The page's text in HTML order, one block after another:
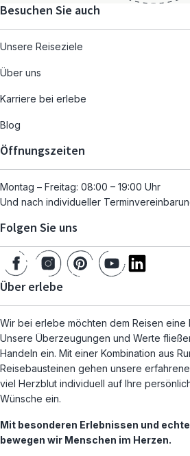
Besuchen Sie auch
Unsere Reiseziele
Über uns
Karriere bei erlebe
Blog
Öffnungszeiten
Montag – Freitag: 08:00 – 19:00 Uhr
Und nach individueller
Folgen Sie uns
Über erlebe
Wir bei erlebe möchten dem Reisen eine
Unsere Überzeugungen und Werte
Handeln ein. Mit einer Kombination aus
Reisebausteinen gehen unsere
viel Herzblut individuell auf Ihre
Wünsche ein.
Mit besonderen Erlebnissen und
bewegen wir Menschen im Herzen.